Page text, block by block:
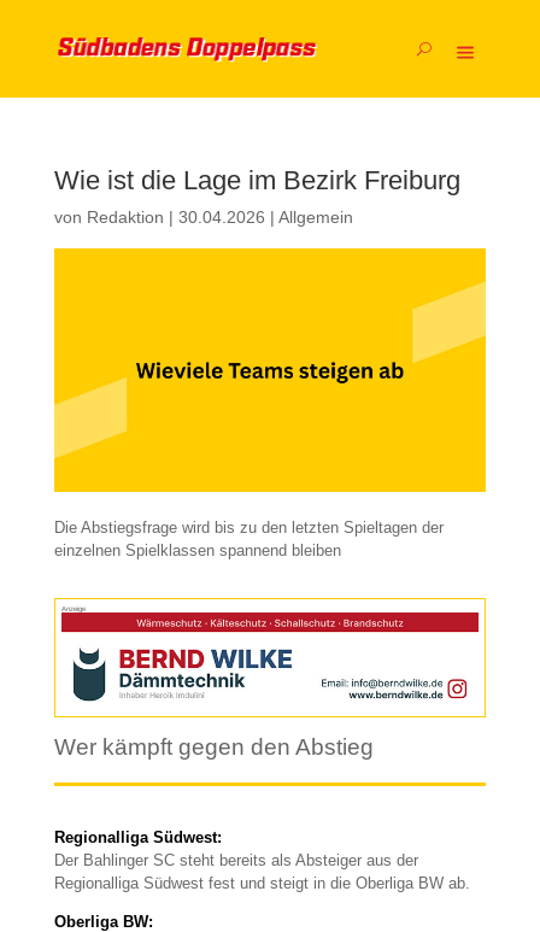
Wie ist die Lage im Bezirk Freiburg
von Redaktion | 30.04.2026 | Allgemein
Die Abstiegsfrage wird bis zu den letzten Spieltagen der
einzelnen Spielklassen spannend bleiben
Anzeige
Wer kämpft gegen den Abstieg
Regionalliga Südwest:
Der Bahlinger SC steht bereits als Absteiger aus der
Regionalliga Südwest fest und steigt in die Oberliga BW ab.
Oberliga BW: